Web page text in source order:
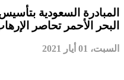
المبادرة السعودية
البحر الأحمر تحاصر
السبت، 01 أيار 2021